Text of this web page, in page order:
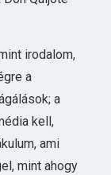
irodalom,
a
a
kell,
ami
mint ahogy